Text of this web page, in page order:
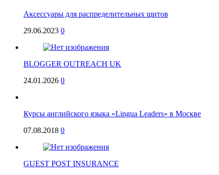
Аксессуары для распределительных щитов
29.06.2023 0
BLOGGER OUTREACH UK
24.01.2026 0
Курсы английского языка «Lingua Leaders» в Москве
07.08.2018 0
GUEST POST INSURANCE